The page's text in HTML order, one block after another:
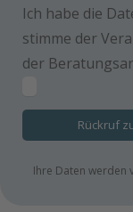
Ich habe die
stimme der
der
Rückruf
Ihre Daten werden